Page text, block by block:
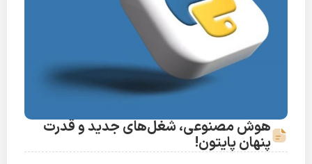
هوش مصنوعی، شغل‌های جدید و قدرت
پنهان پایتون!